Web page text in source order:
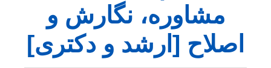
مشاوره، نگارش و
اصلاح [ارشد و دکتری]